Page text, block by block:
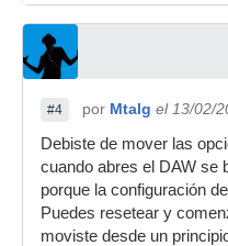
#4 por Mtalg el 13/02/
Debiste de mover las
cuando abres el DAW se
porque la configuración
Puedes resetear y
moviste desde un